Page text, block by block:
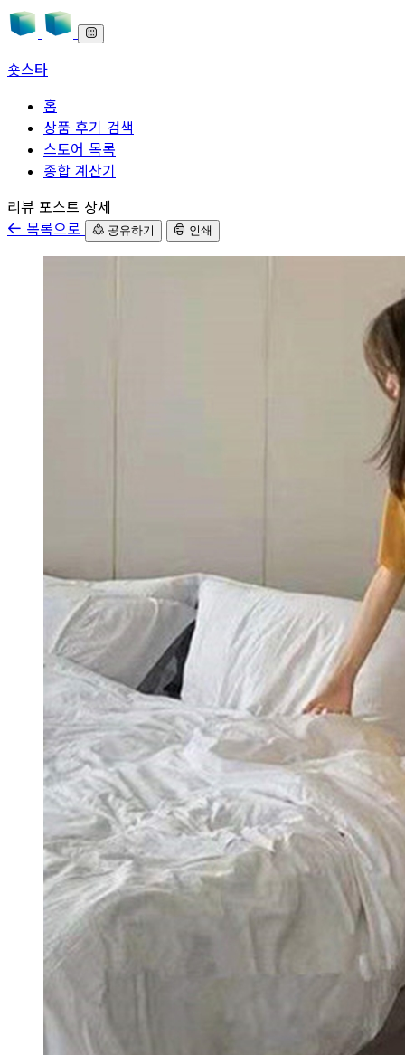
숏스타
홈
상품 후기 검색
스토어 목록
종합 계산기
본문으로 바로가기
리뷰 포스트 상세
목록으로
공유하기 인쇄